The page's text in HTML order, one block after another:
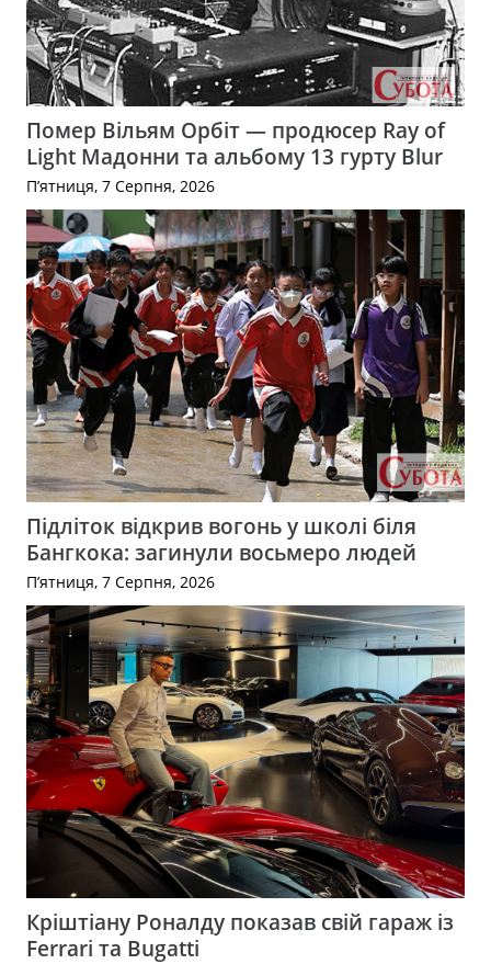
Помер Вільям Орбіт — продюсер Ray of
Light Мадонни та альбому 13 гурту Blur
П’ятниця, 7 Серпня, 2026
Підліток відкрив вогонь у школі біля
Бангкока: загинули восьмеро людей
П’ятниця, 7 Серпня, 2026
Кріштіану Роналду показав свій гараж із
Ferrari та Bugatti